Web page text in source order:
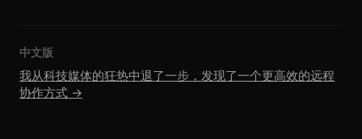
中文版
我从科技媒体的狂热中退了一步，发现了一个更高效的远程
协作方式 →